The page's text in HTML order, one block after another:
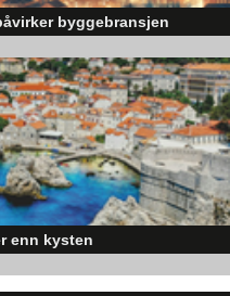
byggebransjen
Byggebransjen er spesielt
oppgangen.
enn kysten